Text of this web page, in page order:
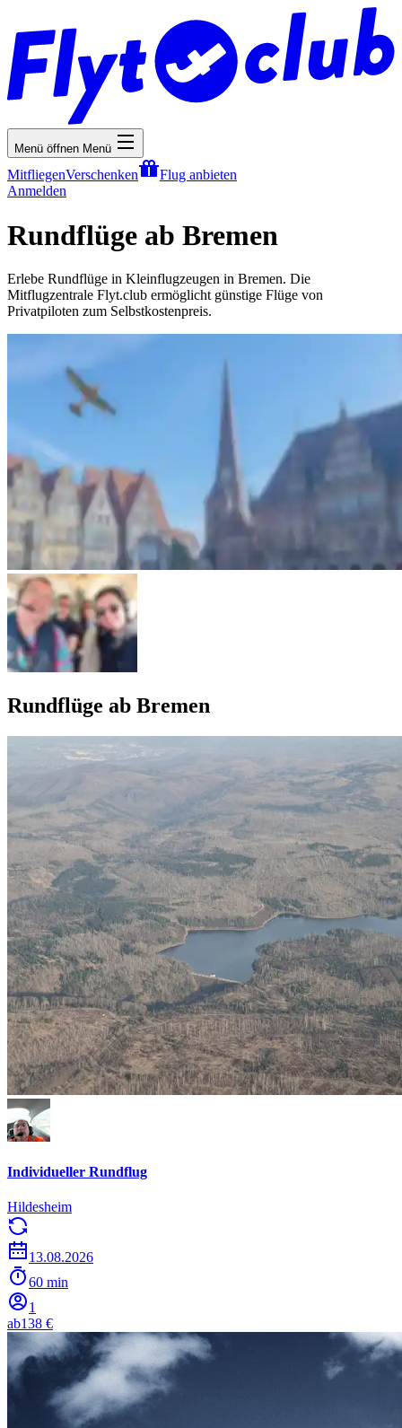
Menü öffnen Menü
MitfliegenVerschenken
Flug anbieten
Anmelden
Rundflüge ab Bremen
Erlebe Rundflüge in Kleinflugzeugen in Bremen. Die
Mitflugzentrale Flyt.club ermöglicht günstige Flüge von
Privatpiloten zum Selbstkostenpreis.
Rundflüge ab Bremen
Individueller Rundflug
Hildesheim
13.08.2026
60 min
1
ab138 €